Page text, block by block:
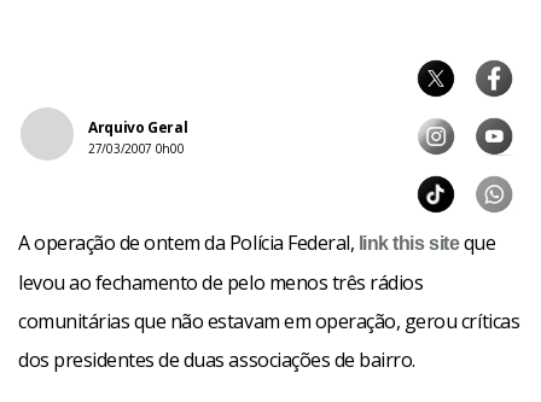
Arquivo Geral
27/03/2007 0h00
A operação de ontem da Polícia Federal, link this siteque
levou ao fechamento de pelo menos três rádios
comunitárias que não estavam em operação, gerou críticas
dos presidentes de duas associações de bairro.